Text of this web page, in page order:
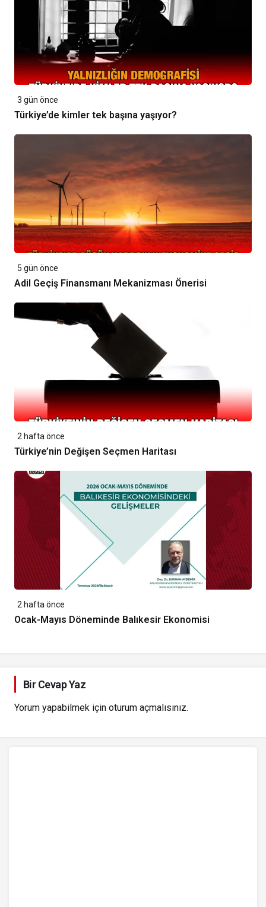
3 gün önce
Türkiye’de kimler tek başına yaşıyor?
5 gün önce
Adil Geçiş Finansmanı Mekanizması Önerisi
2 hafta önce
Türkiye’nin Değişen Seçmen Haritası
2 hafta önce
Ocak-Mayıs Döneminde Balıkesir Ekonomisi
Bir Cevap Yaz
Yorum yapabilmek için oturum açmalısınız.